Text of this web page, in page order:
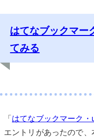
はてなブックマー
てみる
「はてなブックマーク・
エントリがあったので